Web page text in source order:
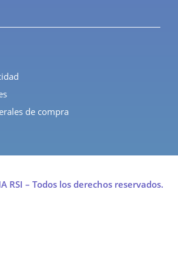
de compra
RSI – Todos los derechos reservados.